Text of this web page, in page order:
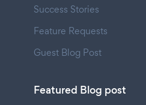
Success Stories
Feature Requests
Guest Blog Post
Featured Blog post